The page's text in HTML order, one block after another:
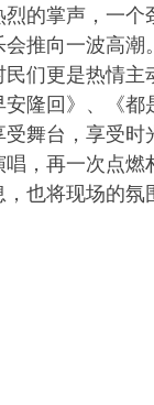
的掌声，一个
推向一波高潮
们更是热情主
隆回》、《都
舞台，享受时
，再一次点燃
也将现场的氛